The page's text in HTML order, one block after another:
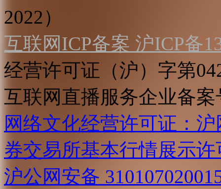
2022）
互联网ICP备案 沪ICP备
经营许可证（沪）字第
互联网直播服务企业备案
网络文化经营许可证：
券交易所基本行情展示许
沪公网安备